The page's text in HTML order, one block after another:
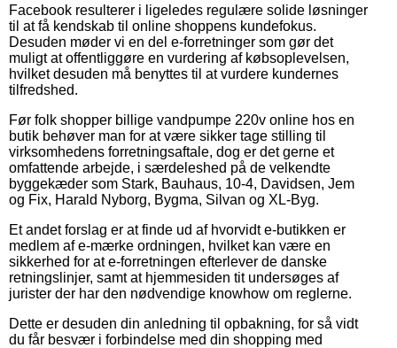
Facebook resulterer i ligeledes regulære solide løsninger
til at få kendskab til online shoppens kundefokus.
Desuden møder vi en del e-forretninger som gør det
muligt at offentliggøre en vurdering af købsoplevelsen,
hvilket desuden må benyttes til at vurdere kundernes
tilfredshed.
Før folk shopper billige vandpumpe 220v online hos en
butik behøver man for at være sikker tage stilling til
virksomhedens forretningsaftale, dog er det gerne et
omfattende arbejde, i særdeleshed på de velkendte
byggekæder som Stark, Bauhaus, 10-4, Davidsen, Jem
og Fix, Harald Nyborg, Bygma, Silvan og XL-Byg.
Et andet forslag er at finde ud af hvorvidt e-butikken er
medlem af e-mærke ordningen, hvilket kan være en
sikkerhed for at e-forretningen efterlever de danske
retningslinjer, samt at hjemmesiden tit undersøges af
jurister der har den nødvendige knowhow om reglerne.
Dette er desuden din anledning til opbakning, for så vidt
du får besvær i forbindelse med din shopping med